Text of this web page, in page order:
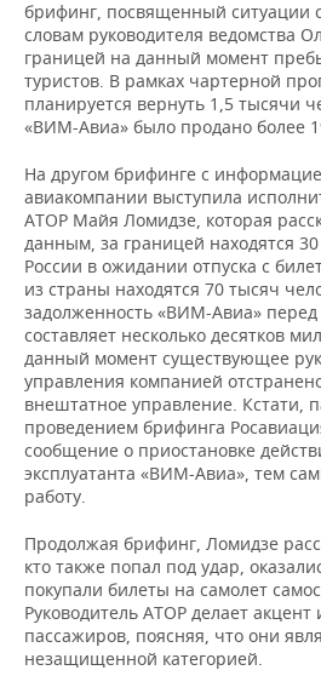
брифинг, посвященный ситуации
словам руководителя ведомства
границей на данный момент
туристов. В рамках чартерной
планируется вернуть 1,5 тысячи
«ВИМ-Авиа» было продано более
На другом брифинге с
авиакомпании выступила
АТОР Майя Ломидзе, которая
данным, за границей находятся
России в ожидании отпуска с
из страны находятся 70 тысяч
задолженность «ВИМ-Авиа»
составляет несколько десятков
данный момент существующее
управления компанией
внештатное управление. Кстати,
проведением брифинга
сообщение о приостановке
эксплуатанта «ВИМ-Авиа», тем
работу.
Продолжая брифинг, Ломидзе
кто также попал под удар,
покупали билеты на самолет
Руководитель АТОР делает
пассажиров, поясняя, что они
незащищенной категорией.